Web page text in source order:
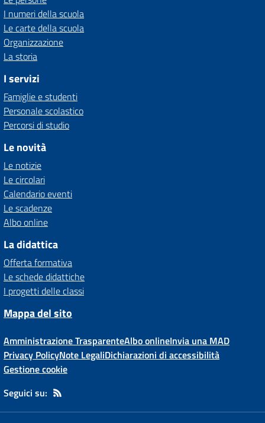
I numeri della scuola
Le carte della scuola
Organizzazione
La storia
I servizi
Famiglie e studenti
Personale scolastico
Percorsi di studio
Le novità
Le notizie
Le circolari
Calendario eventi
Le scadenze
Albo online
La didattica
Offerta formativa
Le schede didattiche
I progetti delle classi
Mappa del sito
Amministrazione TrasparenteAlbo onlineInvia una MAD
Privacy PolicyNote LegaliDichiarazioni di accessibilità
Gestione cookie
Seguici su: